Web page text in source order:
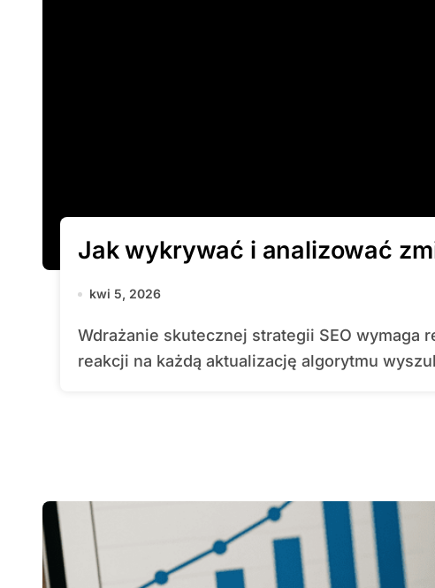
Jak wykrywać i analizować
kwi 5, 2026
Wdrażanie skutecznej strategii SEO wymaga regularnego monitoringu i szybkiej
reakcji na każdą aktualizację algorytmu